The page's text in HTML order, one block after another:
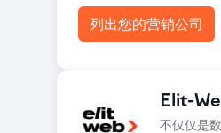
列出您的营销公司
Elit-
不仅仅是